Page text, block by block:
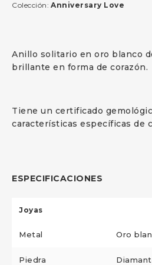
Anillo solitario en oro blanco
brillante en forma de corazón.
Tiene un certificado
características específicas de
ESPECIFICACIONES
Joyas
Metal Oro
Piedra
Colección: Anniversary Love